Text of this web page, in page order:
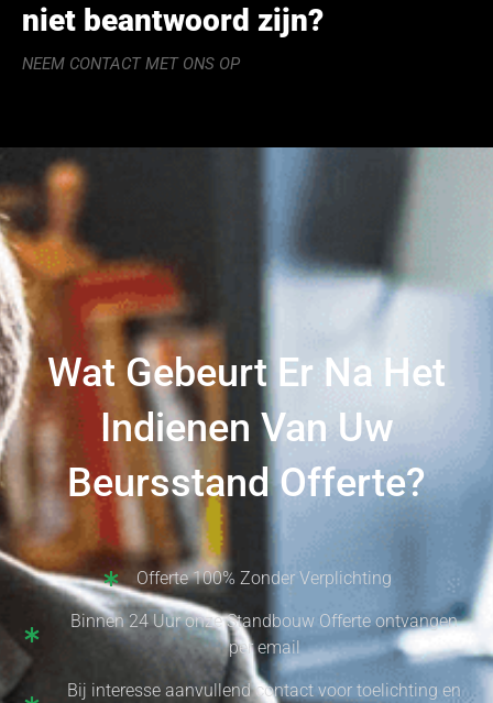
niet beantwoord zijn?
NEEM CONTACT MET ONS OP
Wat Gebeurt Er Na Het
Indienen Van Uw
Beursstand Offerte?
Offerte 100% Zonder Verplichting
Binnen 24 Uur onze Standbouw Offerte ontvangen
per email
Bij interesse aanvullend contact voor toelichting en